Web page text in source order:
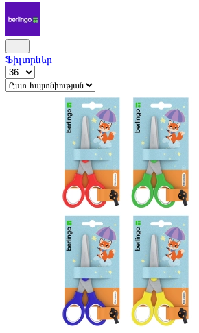
Ֆիլտրներ